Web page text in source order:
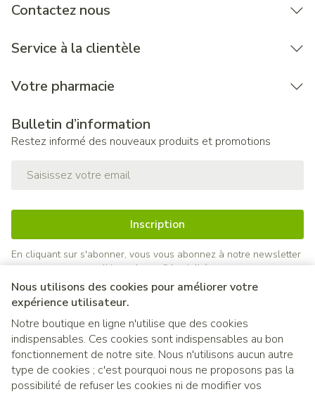
Nous utilisons des cookies pour améliorer votre
expérience utilisateur.
Notre boutique en ligne n'utilise que des cookies
indispensables. Ces cookies sont indispensables au bon
fonctionnement de notre site. Nous n'utilisons aucun autre
type de cookies ; c'est pourquoi nous ne proposons pas la
possibilité de refuser les cookies ni de modifier vos
Contactez nous
Service à la clientèle
Votre pharmacie
Bulletin d’information
Restez informé des nouveaux produits et promotions
Inscription
En cliquant sur s'abonner, vous vous abonnez à notre newsletter
et acceptez notrepolitique de confidentialité.